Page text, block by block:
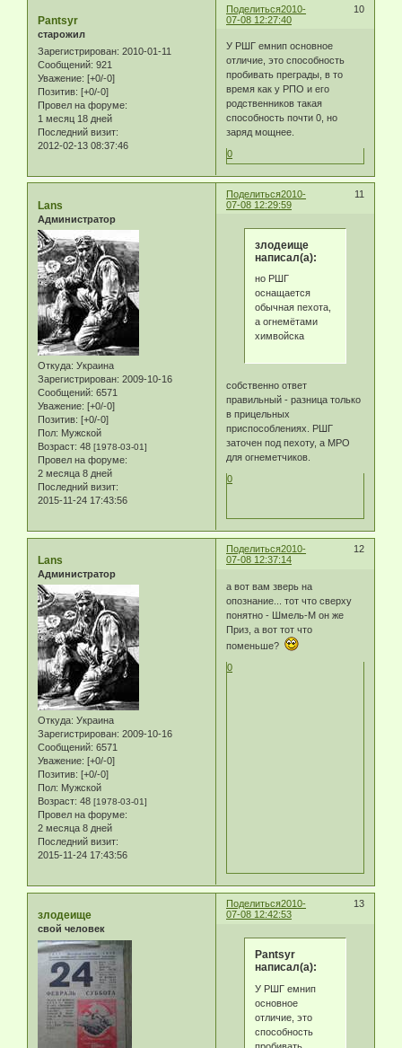
Поделиться 10
2010-
07-08 12:27:40
Pantsyr
старожил
Зарегистрирован: 2010-01-11
Сообщений: 921
Уважение: [+0/-0]
Позитив: [+0/-0]
Провел на форуме:
1 месяц 18 дней
Последний визит:
2012-02-13 08:37:46
У РШГ емнип основное
отличие, это способность
пробивать преграды, в то
время как у РПО и его
родственников такая
способность почти 0, но
заряд мощнее.
0
Поделиться 11
2010-
07-08 12:29:59
Lans
Администратор
Откуда: Украина
Зарегистрирован: 2009-10-16
Сообщений: 6571
Уважение: [+0/-0]
Позитив: [+0/-0]
Пол: Мужской
Возраст: 48 [1978-03-01]
Провел на форуме:
2 месяца 8 дней
Последний визит:
2015-11-24 17:43:56
злодеище
написал(а):
но РШГ
оснащается
обычная пехота,
а огнемётами
химвойска
собственно ответ
правильный - разница только
в прицельных
приспособлениях. РШГ
заточен под пехоту, а МРО
для огнеметчиков.
0
Поделиться 12
2010-
07-08 12:37:14
Lans
Администратор
Откуда: Украина
Зарегистрирован: 2009-10-16
Сообщений: 6571
Уважение: [+0/-0]
Позитив: [+0/-0]
Пол: Мужской
Возраст: 48 [1978-03-01]
Провел на форуме:
2 месяца 8 дней
Последний визит:
2015-11-24 17:43:56
а вот вам зверь на
опознание... тот что сверху
понятно - Шмель-М он же
Приз, а вот тот что
поменьше?
0
Поделиться 13
2010-
07-08 12:42:53
злодеище
свой человек
Pantsyr
написал(а):
У РШГ емнип
основное
отличие, это
способность